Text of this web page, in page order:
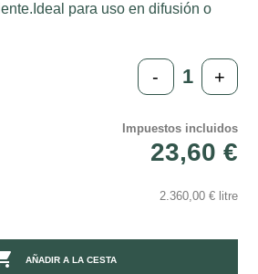
para uso en difusión o
- +
Impuestos incluidos
23,60 €
2.360,00 € litre
AÑADIR A LA CESTA